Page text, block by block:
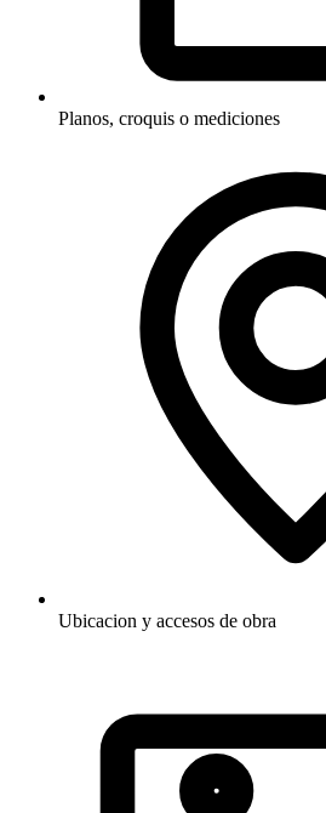
Planos, croquis o mediciones
Ubicacion y accesos de obra